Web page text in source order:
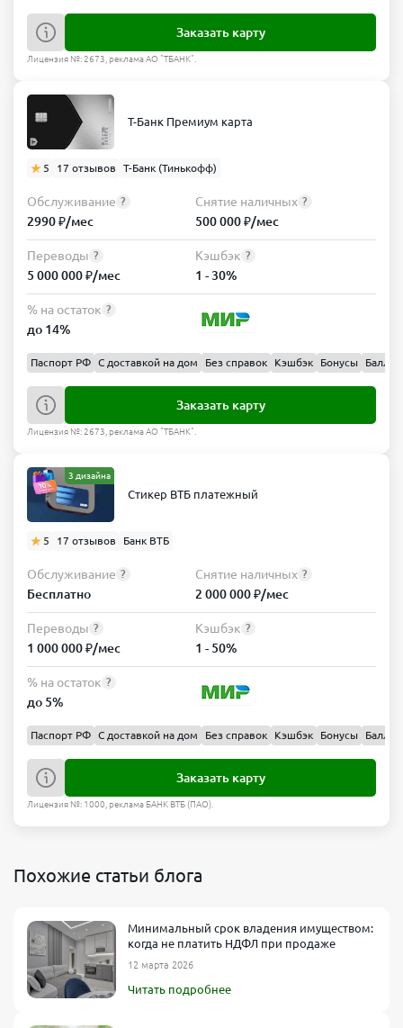
Заказать карту
Лицензия №: 2673, реклама АО "ТБАНК".
Т-Банк Премиум карта
5 17 отзывов Т-Банк (Тинькофф)
Обслуживание ?
2990 ₽/мес
Снятие наличных ?
500 000 ₽/мес
Переводы ?
5 000 000 ₽/мес
Кэшбэк ?
1 - 30%
% на остаток ?
до 14%
Паспорт РФ С доставкой на дом Без справок Кэшбэк Бонусы Баллы
Заказать карту
Лицензия №: 2673, реклама АО "ТБАНК".
3 дизайна
Стикер ВТБ платежный
5 17 отзывов Банк ВТБ
Обслуживание ?
Бесплатно
Снятие наличных ?
2 000 000 ₽/мес
Переводы ?
1 000 000 ₽/мес
Кэшбэк ?
1 - 50%
% на остаток ?
до 5%
Паспорт РФ С доставкой на дом Без справок Кэшбэк Бонусы Баллы
Заказать карту
Лицензия №: 1000, реклама БАНК ВТБ (ПАО).
Похожие статьи блога
Минимальный срок владения имуществом:
когда не платить НДФЛ при продаже
12 марта 2026
Читать подробнее